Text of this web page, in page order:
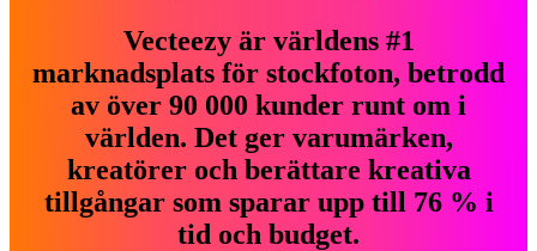
Vecteezy är världens #1
marknadsplats för stockfoton, betrodd
av över 90 000 kunder runt om i
världen. Det ger varumärken,
kreatörer och berättare kreativa
tillgångar som sparar upp till 76 % i
tid och budget.